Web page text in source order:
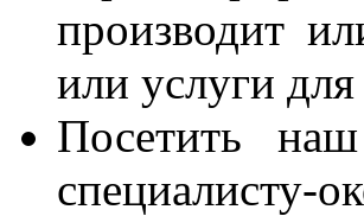
производит
или услуги для
Посетить
специалисту-